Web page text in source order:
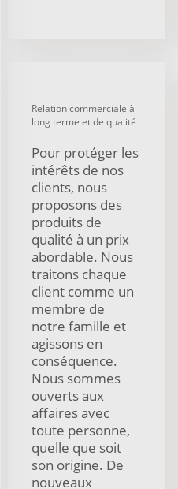
Relation commerciale à
long terme et de qualité
Pour protéger les
intérêts de nos
clients, nous
proposons des
produits de
qualité à un prix
abordable. Nous
traitons chaque
client comme un
membre de
notre famille et
agissons en
conséquence.
Nous sommes
ouverts aux
affaires avec
toute personne,
quelle que soit
son origine. De
nouveaux